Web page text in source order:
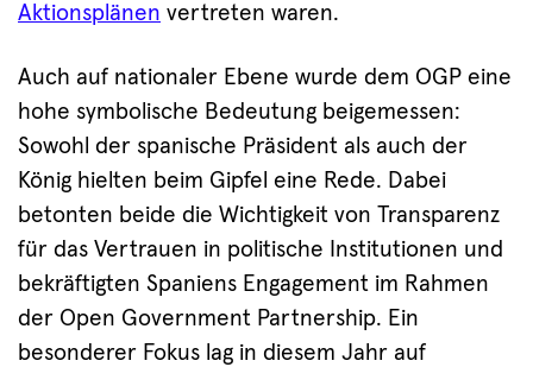
Aktionsplänen vertreten waren.
Auch auf nationaler Ebene wurde dem OGP eine
hohe symbolische Bedeutung beigemessen:
Sowohl der spanische Präsident als auch der
König hielten beim Gipfel eine Rede. Dabei
betonten beide die Wichtigkeit von Transparenz
für das Vertrauen in politische Institutionen und
bekräftigten Spaniens Engagement im Rahmen
der Open Government Partnership. Ein
besonderer Fokus lag in diesem Jahr auf